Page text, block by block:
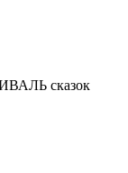
сказок